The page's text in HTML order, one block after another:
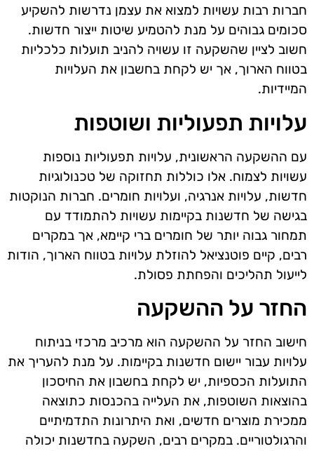
חברות רבות עשויות למצוא את עצמן נדרשות להשקיע
סכומים גבוהים על מנת להטמיע שיטות ייצור חדשות.
חשוב לציין שהשקעה זו עשויה להניב תועלות כלכליות
בטווח הארוך, אך יש לקחת בחשבון את העלויות
המיידיות.
עלויות תפעוליות ושוטפות
עם ההשקעה הראשונית, עלויות תפעוליות נוספות
עשויות לצמוח. אלו כוללות תחזוקה של טכנולוגיות
חדשות, עלויות אנרגיה, ועלויות חומרים. חברות הנוקטות
בגישה של חדשנות בקיימות עשויות להתמודד עם
תמחור גבוה יותר של חומרים ברי קיימא, אך במקרים
רבים, קיים פוטנציאל להוזלת עלויות בטווח הארוך, הודות
לייעול תהליכים והפחתת פסולת.
החזר על ההשקעה
חישוב החזר על ההשקעה הוא מרכיב מרכזי בניתוח
עלויות עבור יישום חדשנות בקיימות. על מנת להעריך את
התועלות הכספיות, יש לקחת בחשבון את החיסכון
בהוצאות השוטפות, את העלייה בהכנסות כתוצאה
ממכירת מוצרים חדשים, ואת היתרונות התדמיתיים
והרגולטוריים. במקרים רבים, השקעה בחדשנות יכולה